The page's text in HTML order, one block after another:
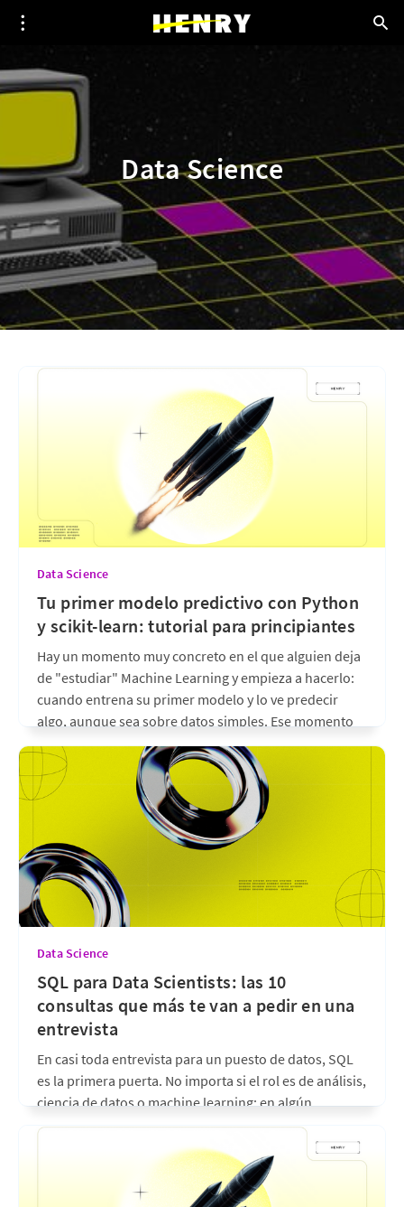
Data Science
Data Science
Tu primer modelo predictivo con Python
y scikit-learn: tutorial para principiantes
Hay un momento muy concreto en el que alguien deja
de "estudiar" Machine Learning y empieza a hacerlo:
cuando entrena su primer modelo y lo ve predecir
algo, aunque sea sobre datos simples. Ese momento
no requiere semanas de matemática avanzada.
Requiere Python, una librería llamada scikit-learn y
entender un
6 min de lectura
Data Science
SQL para Data Scientists: las 10
consultas que más te van a pedir en una
entrevista
En casi toda entrevista para un puesto de datos, SQL
es la primera puerta. No importa si el rol es de análisis,
ciencia de datos o machine learning: en algún
momento —casi siempre en la ronda técnica— aparece
un ejercicio de SQL, y muchos candidatos fuertes en
7 min de lectura